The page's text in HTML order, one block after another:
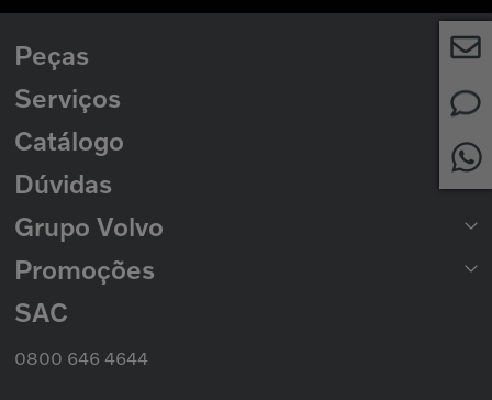
Peças
Peças para Caminhões
Peças para Ônibus
Serviços
Rede de Concessionárias
2ª Via de Boleto
Catálogo
Catálogo de Peças
Catálogo Nacional de Motores
Dúvidas
Formas de Pagamento
Prazo de Entrega
Trocas e Devoluções
Política de Privacidade
Cookies
Política de Garantias
Grupo Volvo
Seminovos Volvo
Volvo Caminhões
Volvo Ônibus
Grupo Volvo
Promoções
Promoção Nacional
SAC
0800 646 4644